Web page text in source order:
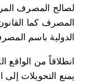
لصالح المصرف
المصرف كما
الدولية باسم
انطلاقاً من الواقع
يمنع التحويلات